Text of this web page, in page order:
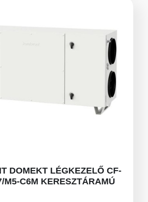
DOMEKT LÉGKEZELŐ CF-
M5-C6M KERESZTÁRAMÚ